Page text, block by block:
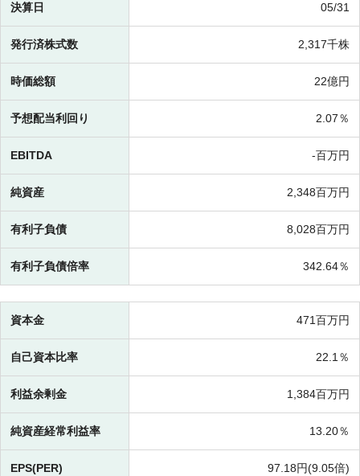
決算日 05/31
発行済株式数 2,317千株
時価総額 22億円
予想配当利回り 2.07％
EBITDA -百万円
純資産 2,348百万円
有利子負債 8,028百万円
有利子負債倍率 342.64％
資本金 471百万円
自己資本比率 22.1％
利益余剰金 1,384百万円
純資産経常利益率 13.20％
EPS(PER) 97.18円(9.05倍)